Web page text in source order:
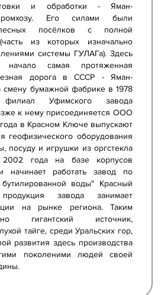
и обработки - Яман-
Его силами были
посёлков с полной
из которых изначально
системы ГУЛАГа). Здесь
самая протяженная
дорога в СССР - Яман-
бумажной фабрике в 1978
Уфимского завода
к нему присоединяется ООО
в Красном Ключе выпускают
геофизического оборудования
посуду и игрушки из оргстекла
года на базе корпусов
начинает работать завод по
воды" Красный
завода занимает
на рынке региона. Таким
гигантский источник,
тайге, среди Уральских гор,
развития здесь производства
поколеними людей своей